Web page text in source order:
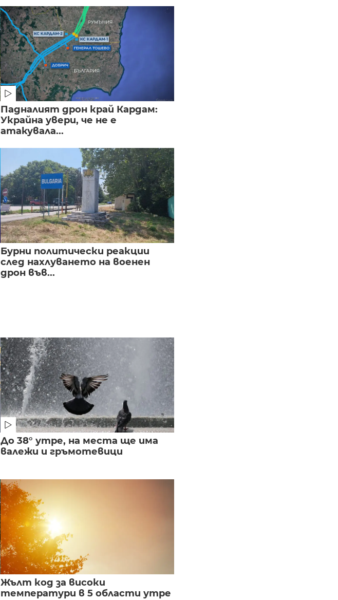
Падналият дрон край Кардам:
Украйна увери, че не е
атакувала...
Бурни политически реакции
след нахлуването на военен
дрон във...
До 38° утре, на места ще има
валежи и гръмотевици
Жълт код за високи
температури в 5 области утре